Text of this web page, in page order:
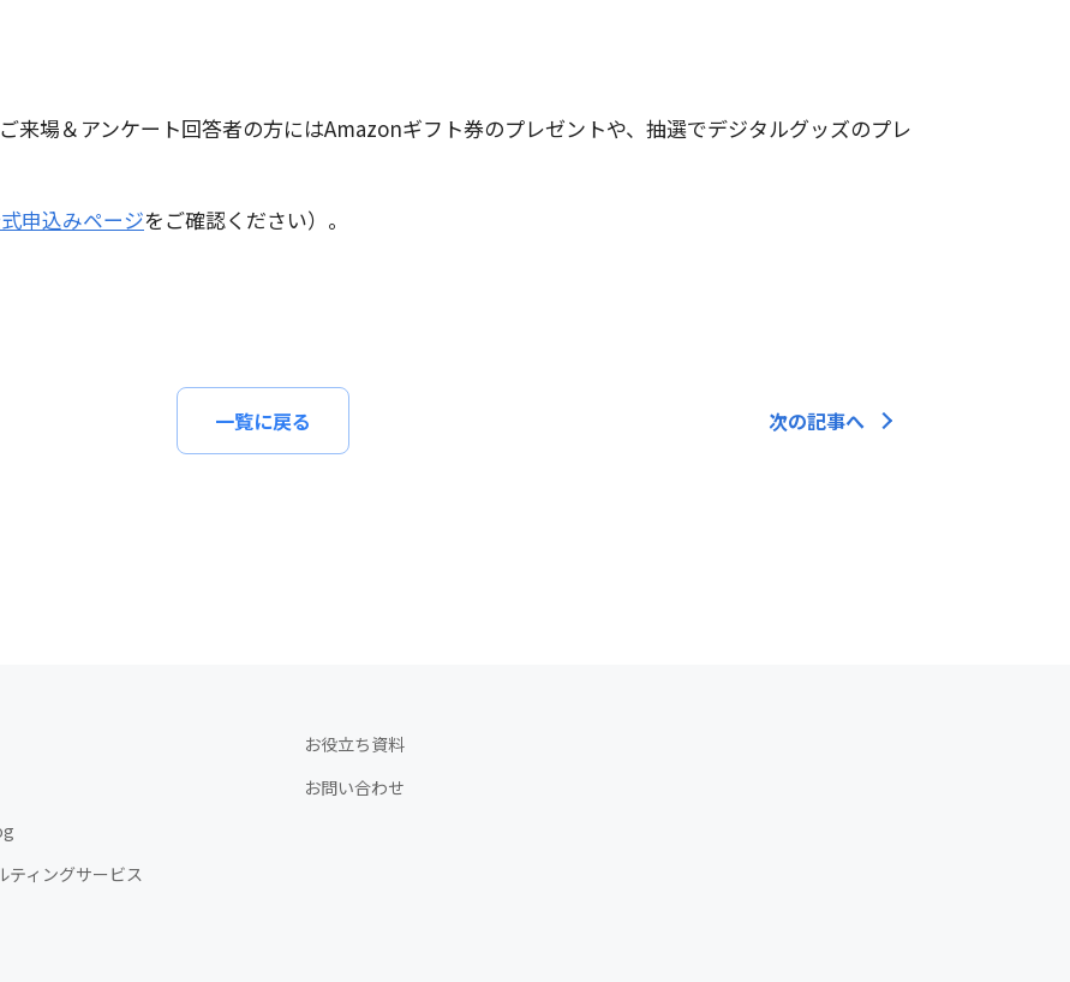
来場＆アンケート回答者の方にはAmazonギフト券のプレゼントや、抽選でデジタルグッズのプレ
申込みページをご確認ください）。
一覧に戻る
ティングサービス
お役立ち資料
お問い合わせ